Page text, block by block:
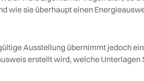
wie sie überhaupt einen
Ausstellung übernimmt jedoch
erstellt wird, welche Unterlagen